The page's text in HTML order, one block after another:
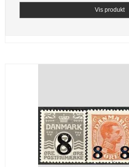
Vis produkt